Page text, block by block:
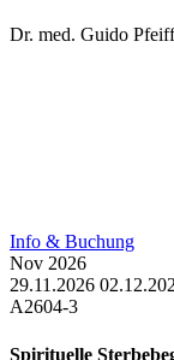
Dr. med. Guido
Info & Buchung
Nov 2026
29.11.2026
A2604-3
Spirituelle